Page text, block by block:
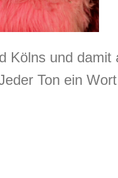
Kölns und damit
Ton ein